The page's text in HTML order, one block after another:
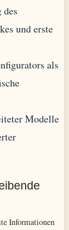
und erste
als
Modelle
Informationen